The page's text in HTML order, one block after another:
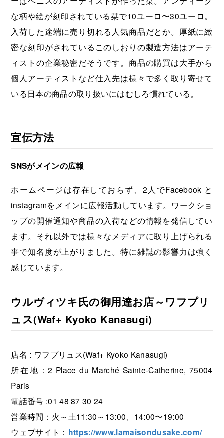
な柄や絵が刻印されている栞で10ユーロ〜30ユーロ。
入荷した途端に売り切れる人気商品だとか。厚紙に緻
密な刻印がされているこのしおりの製造方法はアーテ
ィストの企業秘密だそうです。商品の購買は大手から
個人アーティストなど仕入先は様々で多く取り寄せて
いる日本の商品の取り扱いにはむしろ慣れている。
宣伝方法
SNSがメインの広報
ホームページは存在しておらず、2人でFacebook と
instagramをメインに広報活動しています。ワークショ
ップの開催通知や商品の入荷などの情報を発信してい
ます。それ以外では様々なメディアに取り上げられる
事で知名度が上がりました。特に雑誌の影響力は強く
感じています。
ウルヴィツキ氏の御用達お店～ワフプリ
ュス(Waf+ Kyoko Kanasugi)
店名 : ワフプリュス(Waf+ Kyoko Kanasugi)
所在地 : 2 Place du Marché Sainte-Catherine, 75004
Paris
電話番号 :01 48 87 30 24
営業時間：火～土11:30～13:00、14:00〜19:00
ウェブサイト： https://www.lamaisondusake.com/